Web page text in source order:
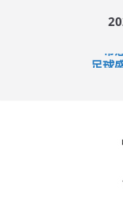
希
足球
上半年純